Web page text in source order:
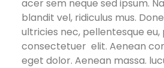
acer sem neque sed ipsum.
blandit vel, ridiculus mus.
ultricies nec, pellentesque
consectetuer elit. Aenean
eget dolor. Aenean massa.